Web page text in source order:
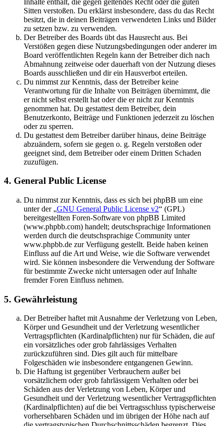
Sitten verstoßen. Du erklärst insbesondere, dass du das Recht
besitzt, die in deinen Beiträgen verwendeten Links und Bilder
zu setzen bzw. zu verwenden.
Der Betreiber des Boards übt das Hausrecht aus. Bei
Verstößen gegen diese Nutzungsbedingungen oder anderer im
Board veröffentlichten Regeln kann der Betreiber dich nach
Abmahnung zeitweise oder dauerhaft von der Nutzung dieses
Boards ausschließen und dir ein Hausverbot erteilen.
Du nimmst zur Kenntnis, dass der Betreiber keine
Verantwortung für die Inhalte von Beiträgen übernimmt, die
er nicht selbst erstellt hat oder die er nicht zur Kenntnis
genommen hat. Du gestattest dem Betreiber, dein
Benutzerkonto, Beiträge und Funktionen jederzeit zu löschen
oder zu sperren.
Du gestattest dem Betreiber darüber hinaus, deine Beiträge
abzuändern, sofern sie gegen o. g. Regeln verstoßen oder
geeignet sind, dem Betreiber oder einem Dritten Schaden
zuzufügen.
4. General Public License
Du nimmst zur Kenntnis, dass es sich bei phpBB um eine
unter der „GNU General Public License v2“ (GPL)
bereitgestellten Foren-Software von phpBB Limited
(www.phpbb.com) handelt; deutschsprachige Informationen
werden durch die deutschsprachige Community unter
www.phpbb.de zur Verfügung gestellt. Beide haben keinen
Einfluss auf die Art und Weise, wie die Software verwendet
wird. Sie können insbesondere die Verwendung der Software
für bestimmte Zwecke nicht untersagen oder auf Inhalte
fremder Foren Einfluss nehmen.
5. Gewährleistung
Der Betreiber haftet mit Ausnahme der Verletzung von Leben,
Körper und Gesundheit und der Verletzung wesentlicher
Vertragspflichten (Kardinalpflichten) nur für Schäden, die auf
ein vorsätzliches oder grob fahrlässiges Verhalten
zurückzuführen sind. Dies gilt auch für mittelbare
Folgeschäden wie insbesondere entgangenen Gewinn.
Die Haftung ist gegenüber Verbrauchern außer bei
vorsätzlichem oder grob fahrlässigem Verhalten oder bei
Schäden aus der Verletzung von Leben, Körper und
Gesundheit und der Verletzung wesentlicher Vertragspflichten
(Kardinalpflichten) auf die bei Vertragsschluss typischerweise
vorhersehbaren Schäden und im übrigen der Höhe nach auf